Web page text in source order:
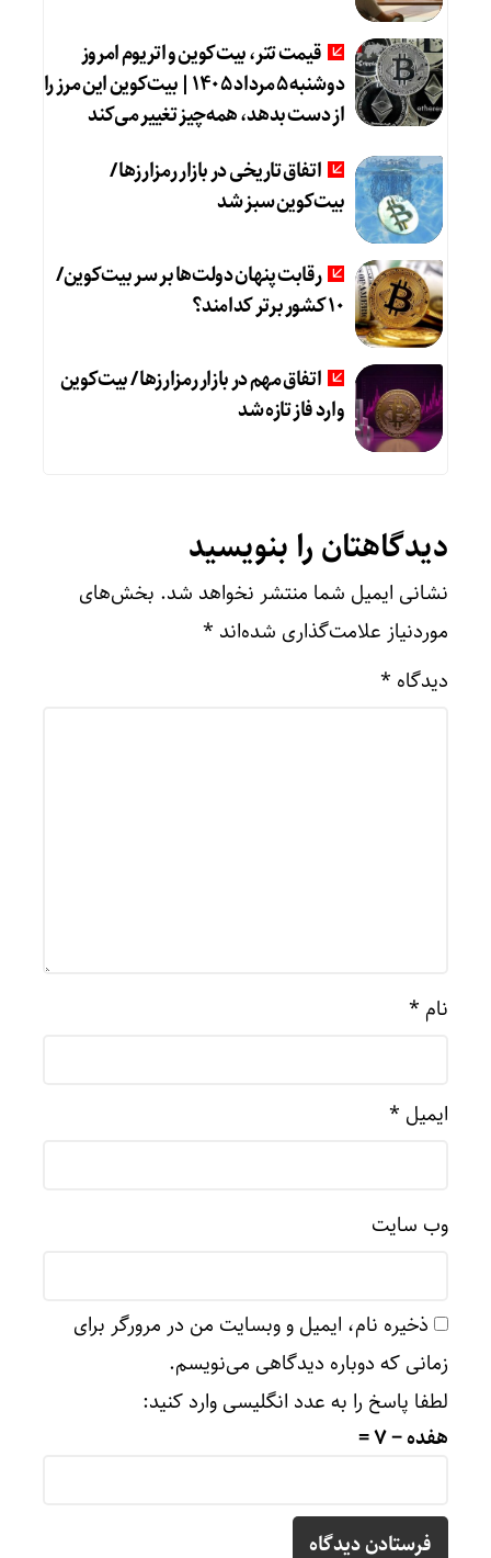
قیمت تتر، بیت‌کوین و اتریوم امروز
دوشنبه ۵ مرداد ۱۴۰۵ | بیت‌کوین این مرز را
از دست بدهد، همه‌چیز تغییر می‌کند
اتفاق تاریخی در بازار رمزارزها /
بیت‌کوین سبز شد
رقابت پنهان دولت‌ها بر سر بیت‌کوین/
۱۰ کشور برتر کدامند؟
اتفاق مهم در بازار رمزارزها / بیت‌کوین
وارد فاز تازه شد
دیدگاهتان را بنویسید
نشانی ایمیل شما منتشر نخواهد شد. بخش‌های
موردنیاز علامت‌گذاری شده‌اند *
دیدگاه *
نام *
ایمیل *
وب‌ سایت
ذخیره نام، ایمیل و وبسایت من در مرورگر برای
زمانی که دوباره دیدگاهی می‌نویسم.
لطفا پاسخ را به عدد انگلیسی وارد کنید:
هفده − 7 =